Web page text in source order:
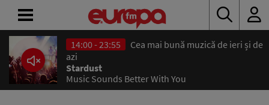
14:00 - 23:55
Cea mai bună muzică de ieri și de
azi
Stardust
Music Sounds Better With You
ACASĂ
ȘTIRI